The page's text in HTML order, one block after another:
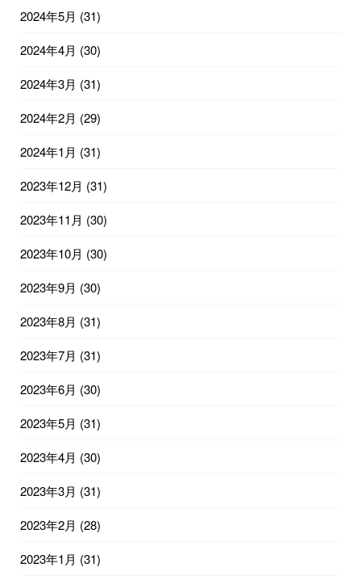
2024年5月 (31)
2024年4月 (30)
2024年3月 (31)
2024年2月 (29)
2024年1月 (31)
2023年12月 (31)
2023年11月 (30)
2023年10月 (30)
2023年9月 (30)
2023年8月 (31)
2023年7月 (31)
2023年6月 (30)
2023年5月 (31)
2023年4月 (30)
2023年3月 (31)
2023年2月 (28)
2023年1月 (31)